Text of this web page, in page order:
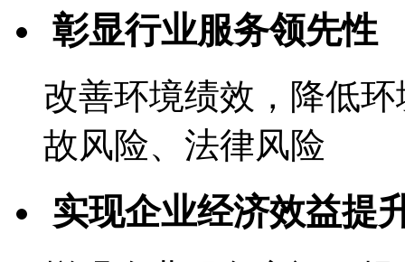
彰显行业服务领先性
改善环境绩效，降低环
故风险、法律风险
实现企业经济效益提